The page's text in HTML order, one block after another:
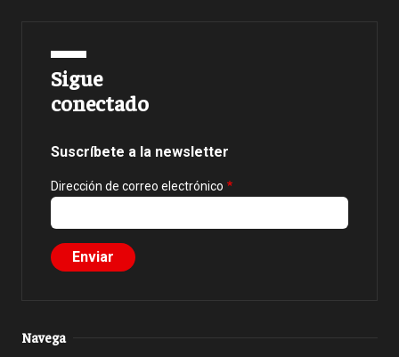
Sigue
conectado
Suscríbete a la newsletter
Dirección de correo electrónico
Navega